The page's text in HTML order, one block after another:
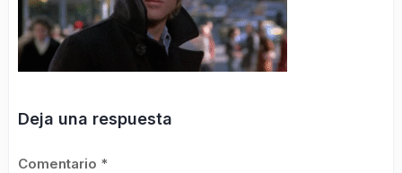
Deja una respuesta
Comentario *